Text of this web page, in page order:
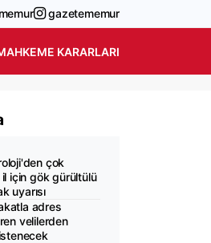
gazetememur
KARARLARI
çok
il için gök gürültülü
uyarısı
adres
velilerden